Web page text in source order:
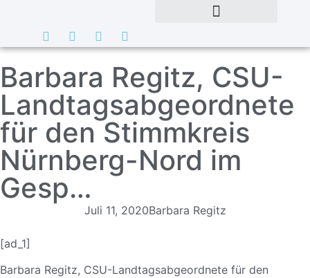
Barbara Regitz, CSU-
Landtagsabgeordnete
für den Stimmkreis
Nürnberg-Nord im
Gesp…
Juli 11, 2020Barbara Regitz
[ad_1]
Barbara Regitz, CSU-Landtagsabgeordnete für den